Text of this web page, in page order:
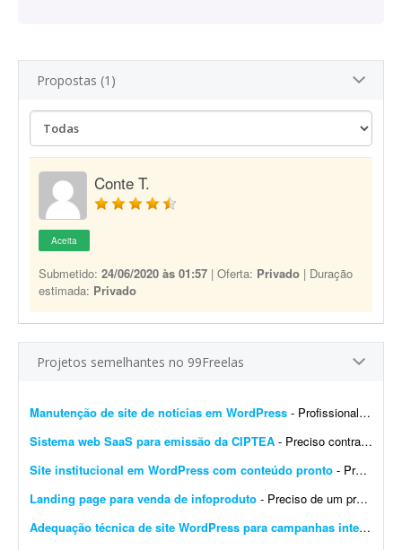
Propostas (1)
Conte T.
Aceita
Submetido: 24/06/2020 às 01:57 | Oferta: Privado | Duração
estimada: Privado
Projetos semelhantes no 99Freelas
Manutenção de site de notícias em WordPress - Profissional para realizar manutenção, configuração de automações, melhoria visual e atualização de site de notícias em WordPress. At...
Sistema web SaaS para emissão da CIPTEA - Preciso contratar um desenvolvedor ou equipe para criar um sistema web (SaaS multi-tenant) voltado para a emissão digital da CIPTEA (Carteira de Identificação da Pessoa com Tra...
Site institucional em WordPress com conteúdo pronto - Preciso de um desenvolvedor WordPress para criar um site institucional simples, de aproximadamente 5 páginas (Home). - O projeto é cultural (Cuidadores da Memória - Encontro R...
Landing page para venda de infoproduto - Preciso de um profissional que crie uma landing page com foco em conversão para um infoproduto. A página deve ter conteúdo e layout focados em vendas, com elementos que incent...
Adequação técnica de site WordPress para campanhas internacionais